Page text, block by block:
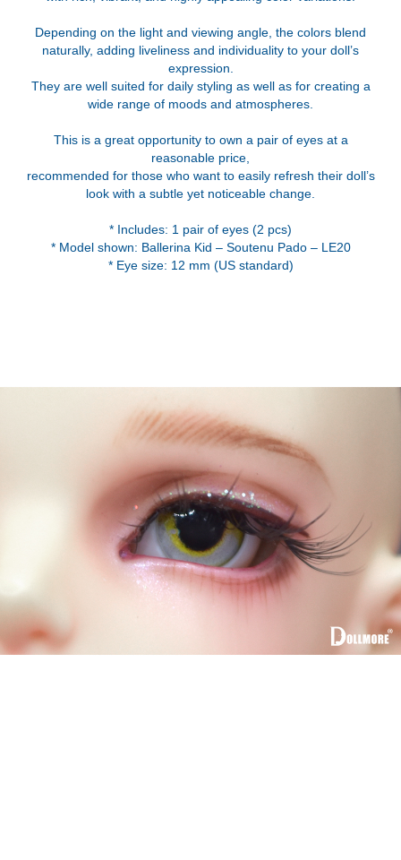
Depending on the light and viewing angle, the colors blend
naturally, adding liveliness and individuality to your doll’s
expression.
They are well suited for daily styling as well as for creating a
wide range of moods and atmospheres.
This is a great opportunity to own a pair of eyes at a
reasonable price,
recommended for those who want to easily refresh their doll’s
look with a subtle yet noticeable change.
* Includes: 1 pair of eyes (2 pcs)
* Model shown: Ballerina Kid – Soutenu Pado – LE20